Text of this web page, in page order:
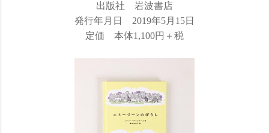
出版社 岩波書店
発行年月日 2019年5月15日
定価 本体1,100円＋税